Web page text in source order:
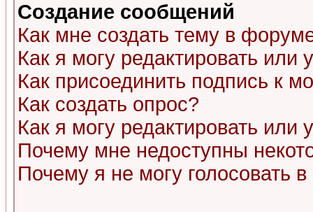
Создание сообщений
Как мне создать тему в
Как я могу редактировать или
Как присоединить подпись к
Как создать опрос?
Как я могу редактировать или
Почему мне недоступны
Почему я не могу голосовать